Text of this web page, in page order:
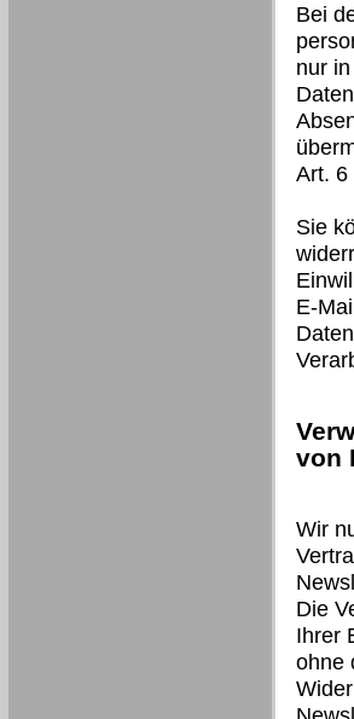
Bei
nur
Art. 6
Sie
E-
von
Wir
Die
Ihrer
ohne